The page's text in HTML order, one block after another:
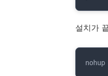
설치가